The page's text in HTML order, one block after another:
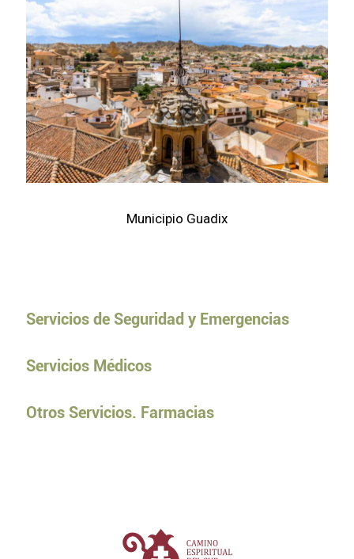
Municipio Guadix
Servicios de Seguridad y Emergencias
Servicios Médicos
Otros Servicios. Farmacias